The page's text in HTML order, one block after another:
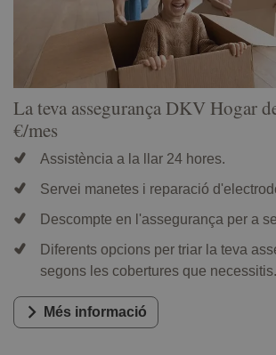
La teva assegurança DKV Hogar
€/mes
Assistència a la llar 24 hores.
Servei manetes i reparació
Descompte en l'assegurança per a
Diferents opcions per triar la teva
segons les cobertures que necessitis.
Més informació